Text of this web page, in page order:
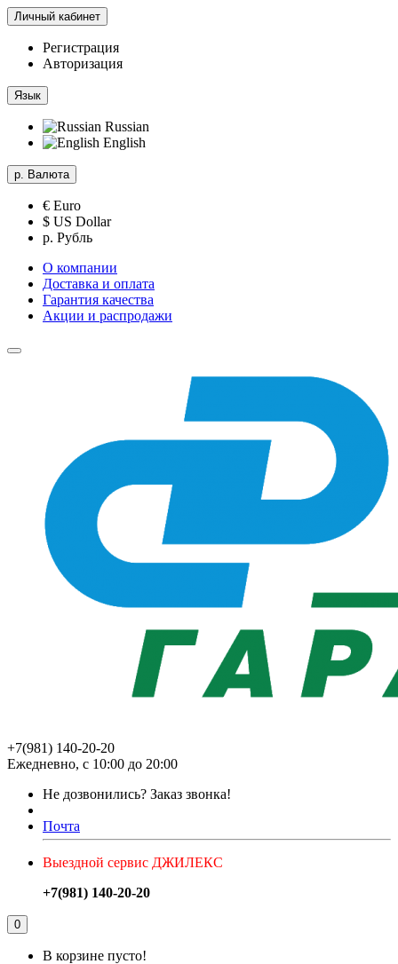
Личный кабинет
Регистрация
Авторизация
Язык
Russian
English
р. Валюта
€ Euro
$ US Dollar
р. Рубль
О компании
Доставка и оплата
Гарантия качества
Акции и распродажи
+7(981) 140-20-20
Ежедневно, с 10:00 до 20:00
Не дозвонились? Заказ звонка!
Почта
Выездной сервис ДЖИЛЕКС
+7(981) 140-20-20
0
В корзине пусто!